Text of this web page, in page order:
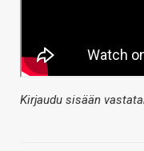
Kirjaudu sisään